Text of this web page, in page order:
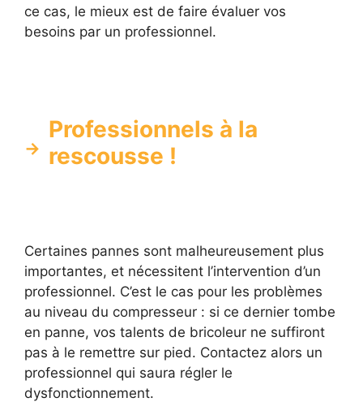
ce cas, le mieux est de faire évaluer vos
besoins par un professionnel.
Professionnels à la
rescousse !
Certaines pannes sont malheureusement plus
importantes, et nécessitent l’intervention d’un
professionnel. C’est le cas pour les problèmes
au niveau du compresseur : si ce dernier tombe
en panne, vos talents de bricoleur ne suffiront
pas à le remettre sur pied. Contactez alors un
professionnel qui saura régler le
dysfonctionnement.